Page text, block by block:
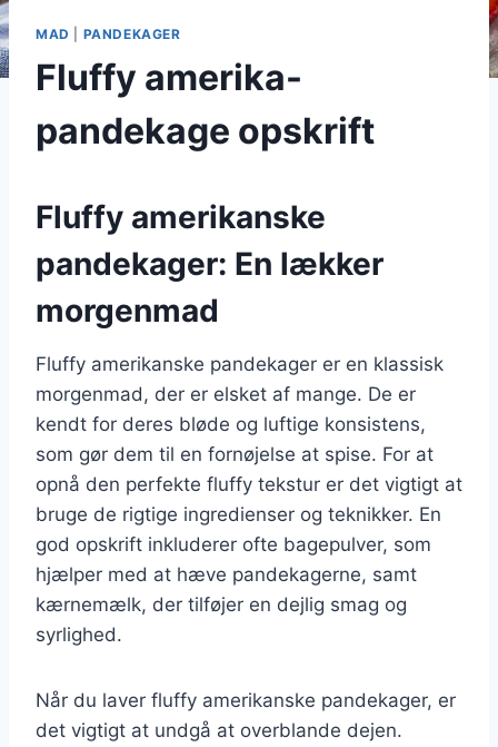
MAD PANDEKAGER
Fluffy amerika-
pandekage opskrift
Fluffy amerikanske
pandekager: En lækker
morgenmad
Fluffy amerikanske pandekager er en klassisk
morgenmad, der er elsket af mange. De er
kendt for deres bløde og luftige konsistens,
som gør dem til en fornøjelse at spise. For at
opnå den perfekte fluffy tekstur er det vigtigt at
bruge de rigtige ingredienser og teknikker. En
god opskrift inkluderer ofte bagepulver, som
hjælper med at hæve pandekagerne, samt
kærnemælk, der tilføjer en dejlig smag og
syrlighed.
Når du laver fluffy amerikanske pandekager, er
det vigtigt at undgå at overblande dejen.